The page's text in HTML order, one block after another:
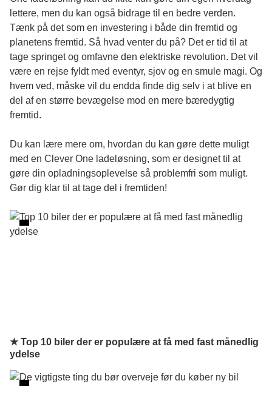
lettere, men du kan også bidrage til en bedre verden.
Tænk på det som en investering i både din fremtid og
planetens fremtid. Så hvad venter du på? Det er tid til at
tage springet og omfavne den elektriske revolution. Det vil
være en rejse fyldt med eventyr, sjov og en smule magi. Og
hvem ved, måske vil du endda finde dig selv i at blive en
del af en større bevægelse mod en mere bæredygtig
fremtid.
Du kan lære mere om, hvordan du kan gøre dette muligt
med en Clever One ladeløsning, som er designet til at
gøre din opladningsoplevelse så problemfri som muligt.
Gør dig klar til at tage del i fremtiden!
★ Top 10 biler der er populære at få med fast månedlig
ydelse